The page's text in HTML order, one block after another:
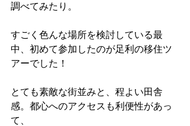
調べてみたり。
すごく色んな場所を検討している最
中、初めて参加したのが足利の移住ツ
アーでした！
とても素敵な街並みと、程よい田舎
感。都心へのアクセスも利便性があっ
て、